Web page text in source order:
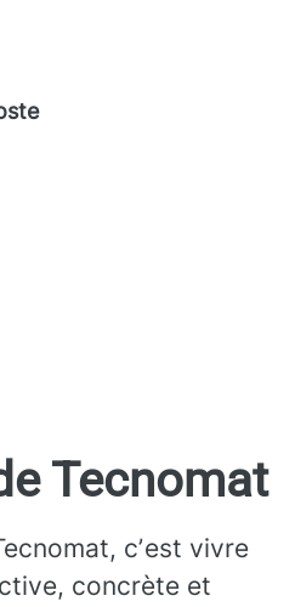
Tecnomat
cʼest vivre
concrète et